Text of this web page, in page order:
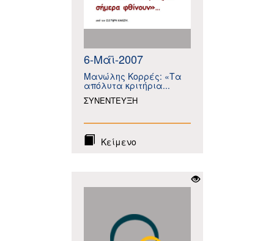
6-Μάϊ-2007
Μανώλης Κορρές: «Τα
απόλυτα κριτήρια...
ΣΥΝΕΝΤΕΥΞΗ
Κείμενο